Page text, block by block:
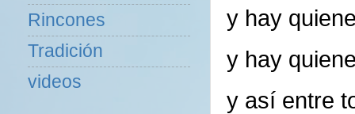
y hay
y hay
y así entre
Rincones
Tradición
videos